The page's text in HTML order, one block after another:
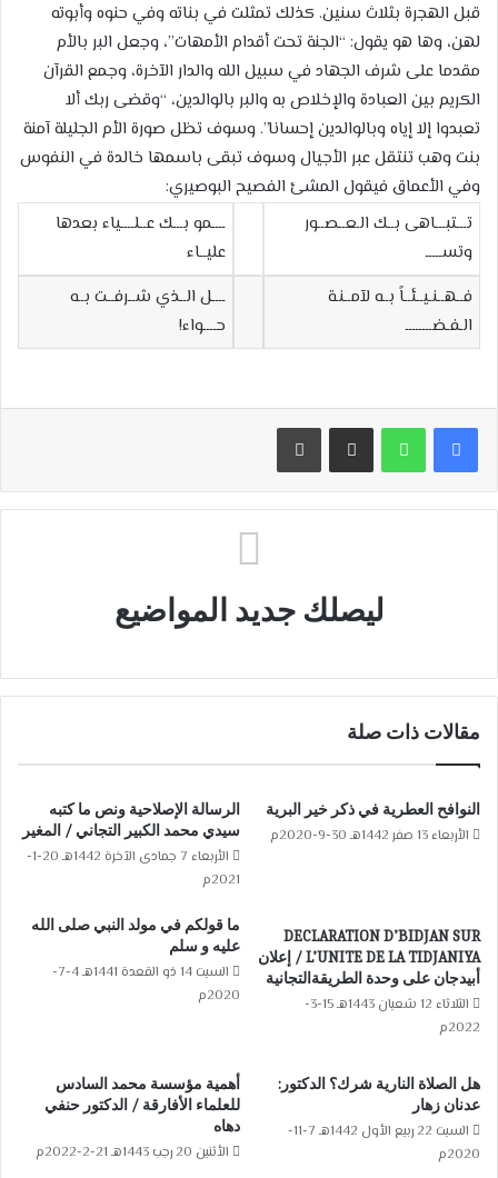
قبل الهجرة بثلاث سنين. كذلك تمثلت في بناته وفي حنوه وأبوته
لهن، وها هو يقول: “الجنة تحت أقدام الأمهات”، وجعل البر بالأم
مقدما على شرف الجهاد في سبيل الله والدار الآخرة، وجمع القرآن
الكريم بين العبادة والإخلاص به والبر بالوالدين، “وقضى ربك ألا
تعبدوا إلا إياه وبالوالدين إحسانا”. وسوف تظل صورة الأم الجليلة آمنة
بنت وهب تنتقل عبر الأجيال وسوف تبقى باسمها خالدة في النفوس
وفي الأعماق فيقول المشئ الفصيح البوصيري:
تـــتبـــاهى بــك الـعــصــور
وتســـــ
ــــمو بـــك عــلــــياء بعدها
عليــاء
فــهــنـيــئــاً بــه لآمــنـة
الـفـضــــــــ
ــــل الــذي شــرفــت بــه
حــــواء!
مشاركة عبر البريد
ليصلك جديد المواضيع
مقالات ذات صلة
النوافح العطرية في ذكر خير البرية
الأربعاء 13 صفر 1442هـ 30-9-2020م
الرسالة الإصلاحية ونص ما كتبه
سيدي محمد الكبير التجاني / المغير
الأربعاء 7 جمادى الآخرة 1442هـ 20-1-
2021م
DECLARATION D’BIDJAN SUR
L’UNITE DE LA TIDJANIYA / إعلان
أبيدجان على وحدة الطريقةالتجانية
الثلاثاء 12 شعبان 1443هـ 15-3-
2022م
ما قولكم في مولد النبي صلى الله
عليه و سلم
السبت 14 ذو القعدة 1441هـ 4-7-
2020م
هل الصلاة النارية شرك؟ الدكتور:
عدنان زهار
السبت 22 ربيع الأول 1442هـ 7-11-
2020م
أهمية مؤسسة محمد السادس
للعلماء الأفارقة / الدكتور حنفي
دهاه
الأثنين 20 رجب 1443هـ 21-2-2022م